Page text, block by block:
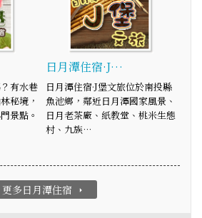
有水巷
秘境，
景點。
日月潭住宿·J…
日月潭住宿·J堡文旅位於南投縣
魚池鄉，鄰近日月潭國家風景、
日月老茶廠、紙教堂、桃米生態
村、九族…
更多日月潭住宿 arrow_right